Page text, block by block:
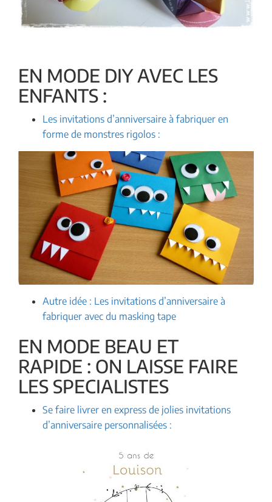
EN MODE DIY AVEC LES
ENFANTS :
Les invitations d’anniversaire à fabriquer en
forme de monstres rigolos :
Autre idée : Les invitations d’anniversaire à
fabriquer avec du masking tape
EN MODE BEAU ET
RAPIDE : ON LAISSE FAIRE
LES SPECIALISTES
Se faire livrer en express de jolies invitations
d’anniversaire personnalisées :